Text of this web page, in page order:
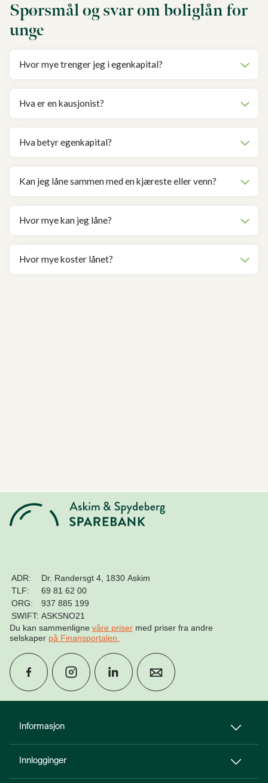
Spørsmål og svar om boliglån for
unge
Hvor mye trenger jeg i egenkapital?
Hva er en kausjonist?
Hva betyr egenkapital?
Kan jeg låne sammen med en kjæreste eller venn?
Hvor mye kan jeg låne?
Hvor mye koster lånet?
Informasjon
Innlogginger
ADR:
Dr. Randersgt 4, 1830 Askim
TLF:
69 81 62 00
ORG:
937 885 199
SWIFT: ASKSNO21
Du kan sammenligne våre priser med priser fra andre
selskaper på Finansportalen